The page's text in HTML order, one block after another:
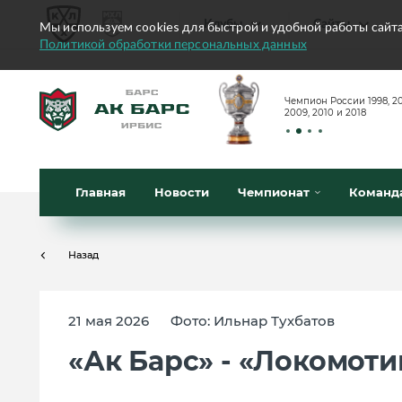
Клубы
Конференция «Запад»
Дивизион Боброва
Дивизион Тарасова
Динамо Мн
Сайты
Сайты
Хайлайты
Текстовые
Чемпион России 1998,
2009, 2010 и 2018
Главная Новости Чемпионат
Назад
21 мая 2026 Фото: Ильнар Тухбатов
«Ак Барс» -
Мы используем cookies для быстрой и удобной работы
Политикой обработки персональных данных